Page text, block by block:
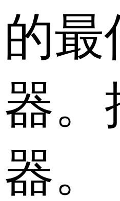
的
器。
器。